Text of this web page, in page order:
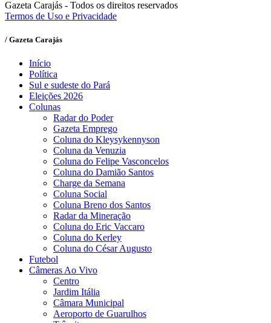
Gazeta Carajás - Todos os direitos reservados
Termos de Uso e Privacidade
/ Gazeta Carajás
Início
Política
Sul e sudeste do Pará
Eleições 2026
Colunas
Radar do Poder
Gazeta Emprego
Coluna do Kleysykennyson
Coluna da Venuzia
Coluna do Felipe Vasconcelos
Coluna do Damião Santos
Charge da Semana
Coluna Social
Coluna Breno dos Santos
Radar da Mineração
Coluna do Eric Vaccaro
Coluna do Kerley
Coluna do César Augusto
Futebol
Câmeras Ao Vivo
Centro
Jardim Itália
Câmara Municipal
Aeroporto de Guarulhos